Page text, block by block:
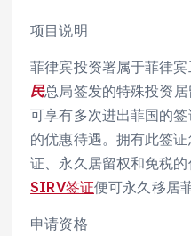
项目说明
菲律宾投资署属于菲律
民总局签发的特殊投资
可享有多次进出菲国的
的优惠待遇。拥有此签
证、永久居留权和免税
SIRV签证便可永久移居菲
申请资格